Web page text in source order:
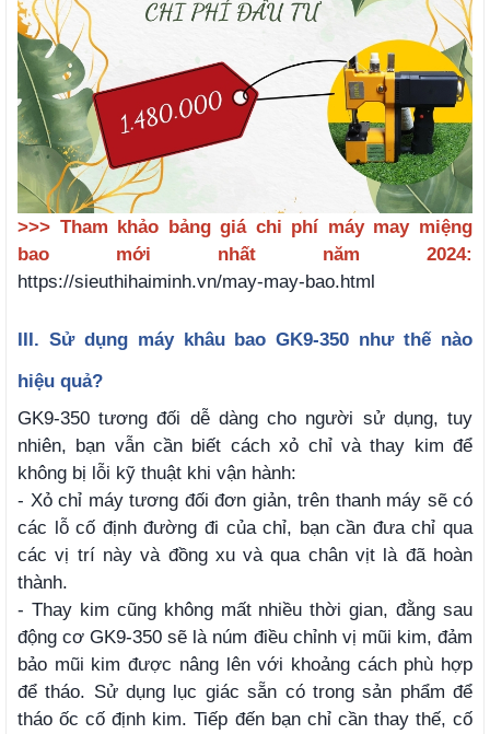
>>> Tham khảo bảng giá chi phí máy may miệng
bao mới nhất năm 2024:
https://sieuthihaiminh.vn/may-may-bao.html
III. Sử dụng máy khâu bao GK9-350 như thế nào
hiệu quả?
GK9-350 tương đối dễ dàng cho người sử dụng, tuy
nhiên, bạn vẫn cần biết cách xỏ chỉ và thay kim để
không bị lỗi kỹ thuật khi vận hành:
- Xỏ chỉ máy tương đối đơn giản, trên thanh máy sẽ có
các lỗ cố định đường đi của chỉ, bạn cần đưa chỉ qua
các vị trí này và đồng xu và qua chân vịt là đã hoàn
thành.
- Thay kim cũng không mất nhiều thời gian, đằng sau
động cơ GK9-350 sẽ là núm điều chỉnh vị mũi kim, đảm
bảo mũi kim được nâng lên với khoảng cách phù hợp
để tháo. Sử dụng lục giác sẵn có trong sản phẩm để
tháo ốc cố định kim. Tiếp đến bạn chỉ cần thay thế, cố